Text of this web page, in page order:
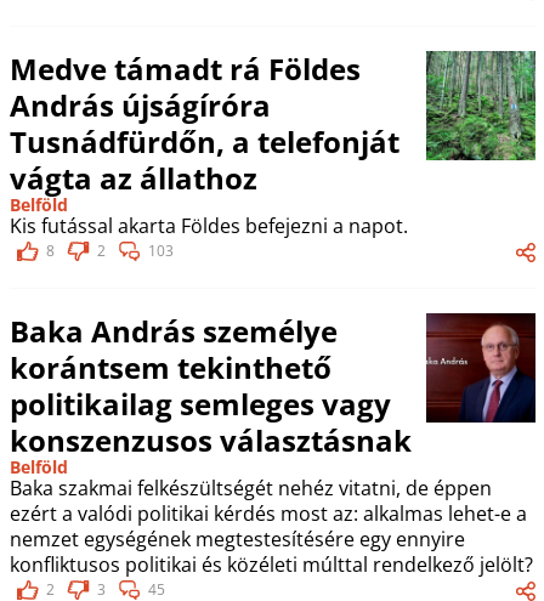
Medve támadt rá Földes
András újságíróra
Tusnádfürdőn, a telefonját
vágta az állathoz
Belföld
Kis futással akarta Földes befejezni a napot.
8 2 103
Baka András személye
korántsem tekinthető
politikailag semleges vagy
konszenzusos választásnak
Belföld
Baka szakmai felkészültségét nehéz vitatni, de éppen
ezért a valódi politikai kérdés most az: alkalmas lehet-e a
nemzet egységének megtestesítésére egy ennyire
konfliktusos politikai és közéleti múlttal rendelkező jelölt?
2 3 45